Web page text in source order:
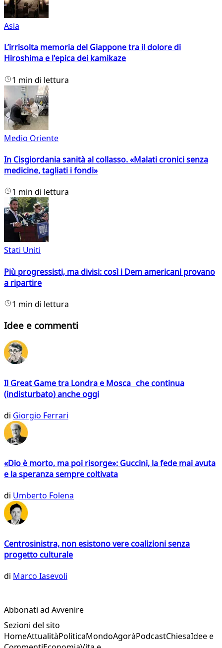
Asia
L’irrisolta memoria del Giappone tra il dolore di
Hiroshima e l'epica dei kamikaze
1 min di lettura
Medio Oriente
In Cisgiordania sanità al collasso. «Malati cronici senza
medicine, tagliati i fondi»
1 min di lettura
Stati Uniti
Più progressisti, ma divisi: così i Dem americani provano
a ripartire
1 min di lettura
Idee e commenti
Il Great Game tra Londra e Mosca che continua
(indisturbato) anche oggi
di Giorgio Ferrari
«Dio è morto, ma poi risorge»: Guccini, la fede mai avuta
e la speranza sempre coltivata
di Umberto Folena
Centrosinistra, non esistono vere coalizioni senza
progetto culturale
di Marco Iasevoli
Abbonati ad Avvenire
Sezioni del sito
HomeAttualitàPoliticaMondoAgoràPodcastChiesaIdee e